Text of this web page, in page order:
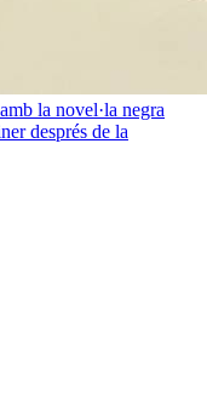
la novel·la negra
després de la